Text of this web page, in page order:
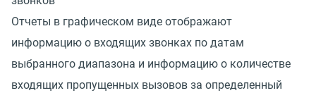
Отчеты в графическом виде отображают
информацию о входящих звонках по датам
выбранного диапазона и информацию о количестве
входящих пропущенных вызовов за определенный